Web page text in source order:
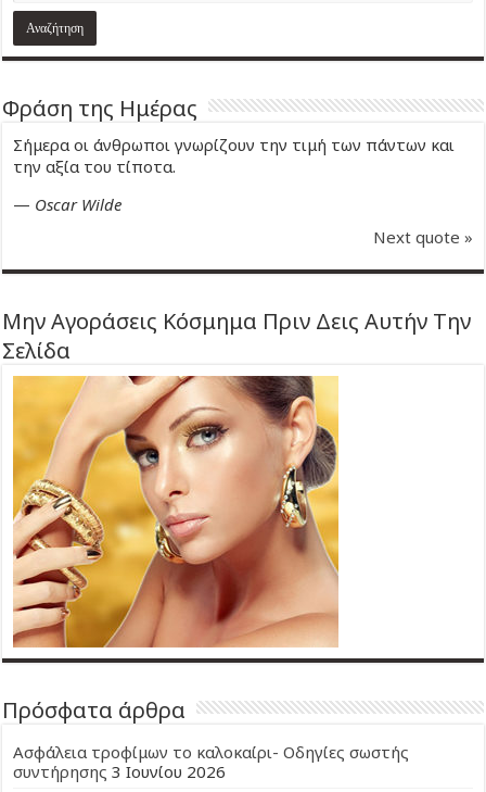
Φράση της Ημέρας
Σήμερα οι άνθρωποι γνωρίζουν την τιμή των πάντων και
την αξία του τίποτα.
— Oscar Wilde
Next quote »
Μην Αγοράσεις Κόσμημα Πριν Δεις Αυτήν Την
Σελίδα
Πρόσφατα άρθρα
Ασφάλεια τροφίμων το καλοκαίρι- Οδηγίες σωστής
συντήρησης 3 Ιουνίου 2026